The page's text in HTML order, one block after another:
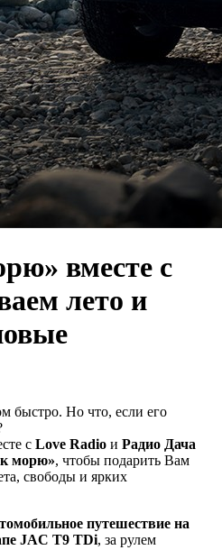
вместе с
лето и
быстро. Но что, если его
с Love Radio и Радио Дача
морю», чтобы подарить Вам
свободы и ярких
путешествие на
JAC T9 TDi, за рулем